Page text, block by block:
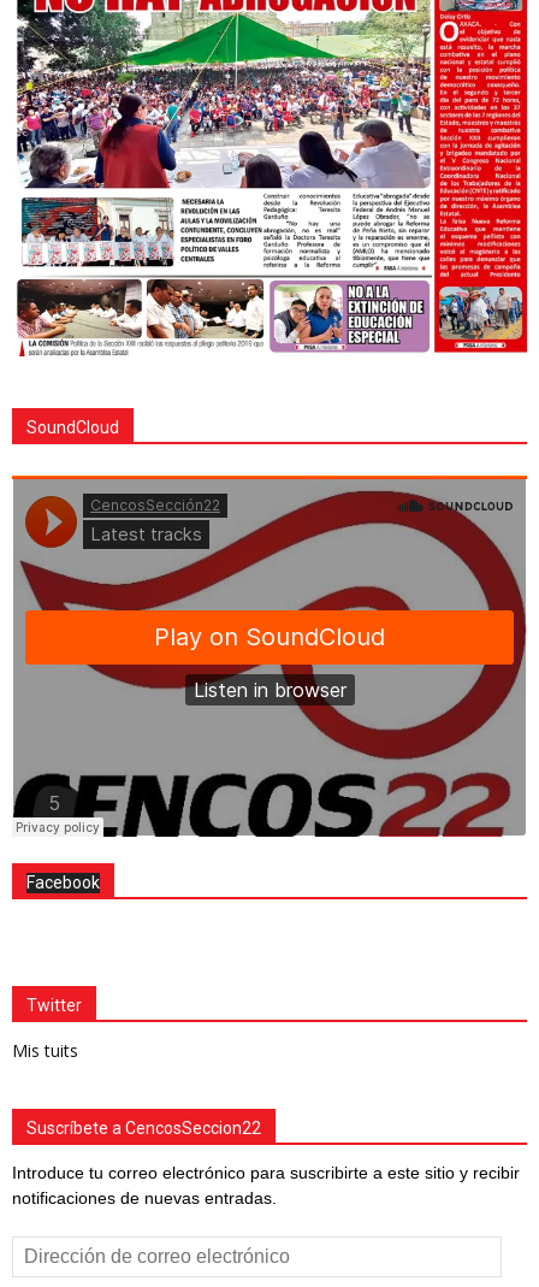
SoundCloud
Facebook
Twitter
Mis tuits
Suscríbete a CencosSeccion22
Introduce tu correo electrónico para suscribirte a este sitio y recibir
notificaciones de nuevas entradas.
Dirección
de